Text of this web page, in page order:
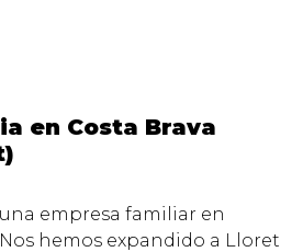
en Costa Brava
empresa familiar en
Nos hemos expandido a Lloret